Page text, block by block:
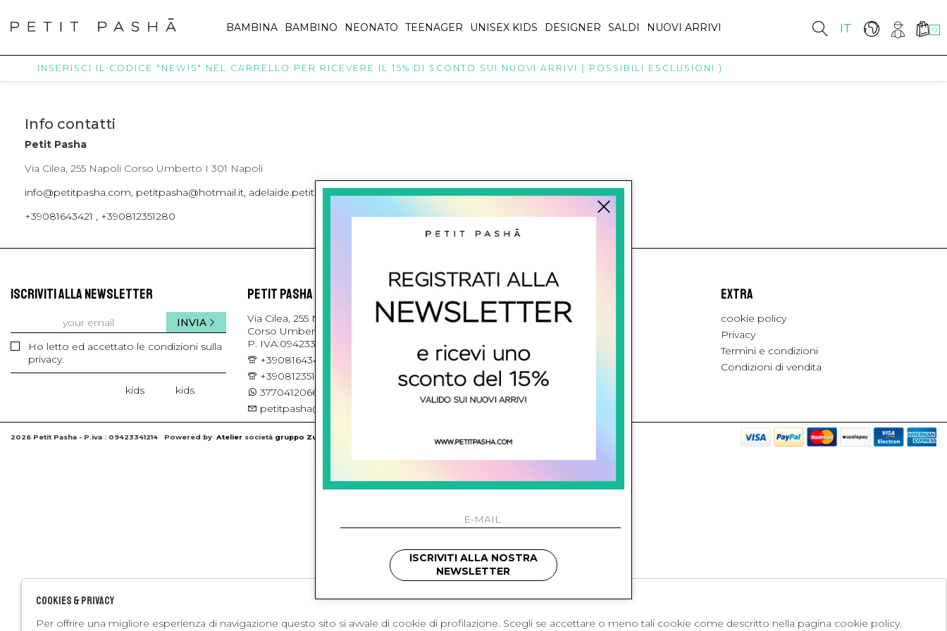
IT 0
BAMBINA BAMBINO NEONATO TEENAGER UNISEX KIDS DESIGNER SALDI NUOVI ARRIVI
INSERISCI IL CODICE "NEW15" NEL CARRELLO PER RICEVERE IL 15% DI SCONTO SUI NUOVI ARRIVI ( POSSIBILI ESCLUSIONI )
Info contatti
Petit Pasha
Via Cilea, 255 Napoli Corso Umberto I 301 Napoli
info@petitpasha.com, petitpasha@hotmail.it, adelaide.petitpasha@hotmail.com
+39081643421 , +390812351280
ISCRIVITI ALLA NEWSLETTER
Ho letto ed accettato le condizioni sulla
privacy.
INVIA
kids kids
PETIT PASHA
Via Cilea, 255 Napoli
Corso Umberto I 301 Napoli - Italia
P. IVA:09423341214
+39081643421
+390812351280
3770412066 , 3397314295
petitpasha@hotmail.it
L'azienda
Contatti
Pagamenti
Spedizione
EXTRA
cookie policy
Privacy
Termini e condizioni
Condizioni di vendita
2026 Petit Pasha - P.iva : 09423341214 Powered by Atelier società gruppo Zucchetti
ISCRIVITI ALLA NOSTRA
NEWSLETTER
Cookies & Privacy
Per offrire una migliore esperienza di navigazione questo sito si avvale di cookie di profilazione. Scegli se accettare o meno tali cookie come descritto nella pagina cookie policy.